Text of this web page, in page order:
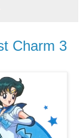
Charm 3